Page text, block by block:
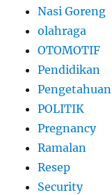
Nasi Goreng
olahraga
OTOMOTIF
Pendidikan
Pengetahuan
POLITIK
Pregnancy
Ramalan
Resep
Security